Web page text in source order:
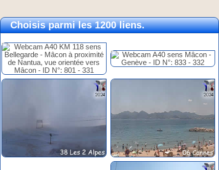
Choisis parmi les 1200 liens.